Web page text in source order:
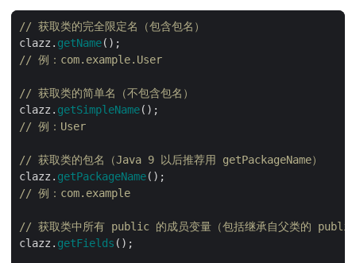
// 获取类的完全限定名（包含包名）
clazz. getName
// 例：com.example.User
// 获取类的简单名（不包含包名）
clazz. getSimpleName
// 例：User
// 获取类的包名（Java 9 以后推荐用 getPackageName）
clazz. getPackageName
// 例：com.example
// 获取类中所有 public 的成员变量（包括继承自父类的
clazz. getFields